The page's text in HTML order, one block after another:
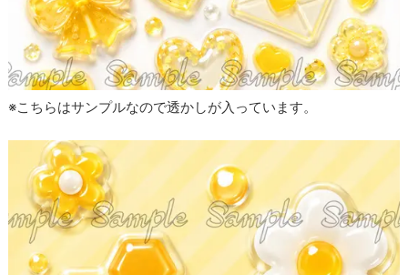
※こちらはサンプルなので透かしが入っています。